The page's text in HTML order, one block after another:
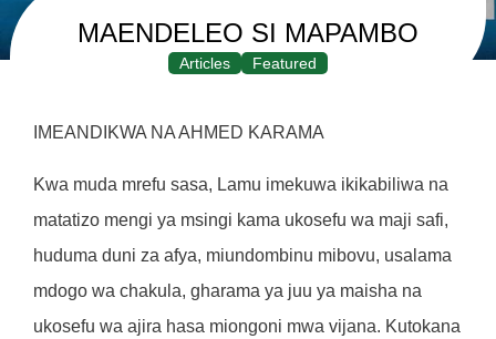
MAENDELEO SI MAPAMBO
Articles Featured
IMEANDIKWA NA AHMED KARAMA
Kwa muda mrefu sasa, Lamu imekuwa ikikabiliwa na
matatizo mengi ya msingi kama ukosefu wa maji safi,
huduma duni za afya, miundombinu mibovu, usalama
mdogo wa chakula, gharama ya juu ya maisha na
ukosefu wa ajira hasa miongoni mwa vijana. Kutokana